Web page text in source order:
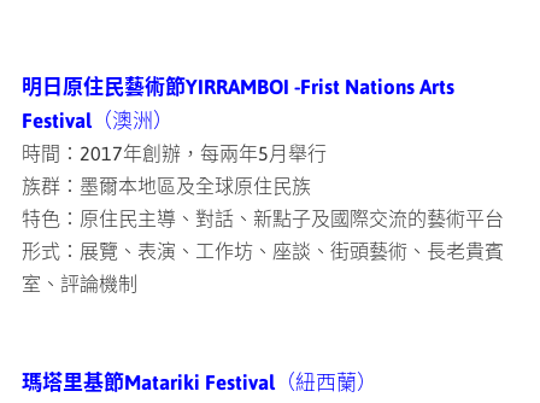
明日原住民藝術節YIRRAMBOI -Frist Nations Arts
Festival（澳洲）
時間：2017年創辦，每兩年5月舉行
族群：墨爾本地區及全球原住民族
特色：原住民主導、對話、新點子及國際交流的藝術平台
形式：展覽、表演、工作坊、座談、街頭藝術、長老貴賓
室、評論機制
瑪塔里基節Matariki Festival（紐西蘭）